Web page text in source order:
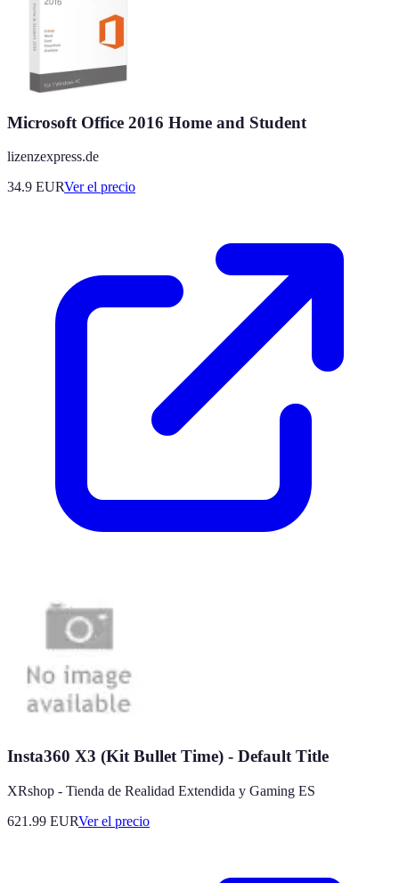
Microsoft Office 2016 Home and Student
lizenzexpress.de
34.9 EURVer el precio
Insta360 X3 (Kit Bullet Time) - Default Title
XRshop - Tienda de Realidad Extendida y Gaming ES
621.99 EURVer el precio